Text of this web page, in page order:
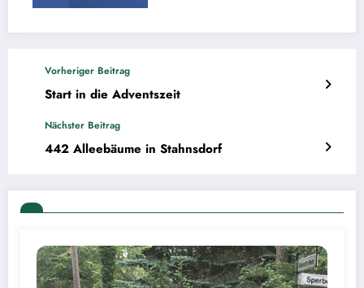
Vorheriger Beitrag
Start in die Adventszeit
Nächster Beitrag
442 Alleebäume in Stahnsdorf